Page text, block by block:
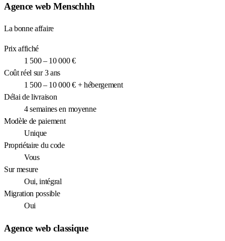
Agence web Menschhh
La bonne affaire
Prix affiché
1 500 – 10 000 €
Coût réel sur 3 ans
1 500 – 10 000 € + hébergement
Délai de livraison
4 semaines en moyenne
Modèle de paiement
Unique
Propriétaire du code
Vous
Sur mesure
Oui, intégral
Migration possible
Oui
Agence web classique